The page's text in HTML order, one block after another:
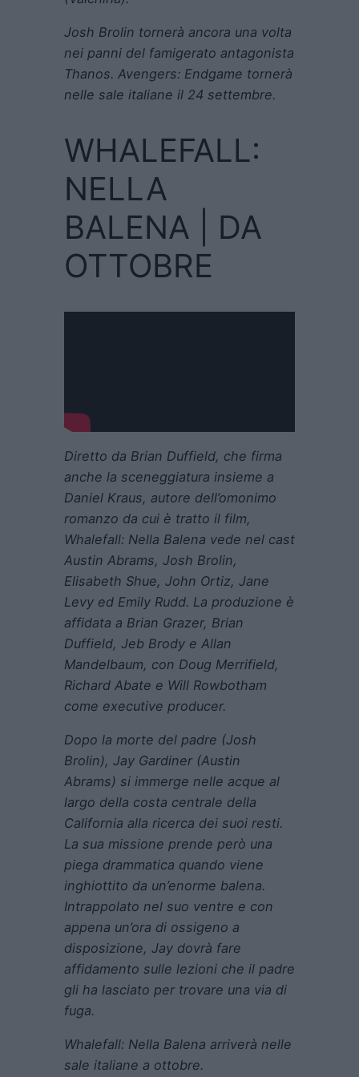
Josh Brolin tornerà ancora una volta
nei panni del famigerato antagonista
Thanos. Avengers: Endgame tornerà
nelle sale italiane il 24 settembre.
WHALEFALL:
NELLA
BALENA | DA
OTTOBRE
Diretto da Brian Duffield, che firma
anche la sceneggiatura insieme a
Daniel Kraus, autore dell’omonimo
romanzo da cui è tratto il film,
Whalefall: Nella Balena vede nel cast
Austin Abrams, Josh Brolin,
Elisabeth Shue, John Ortiz, Jane
Levy ed Emily Rudd. La produzione è
affidata a Brian Grazer, Brian
Duffield, Jeb Brody e Allan
Mandelbaum, con Doug Merrifield,
Richard Abate e Will Rowbotham
come executive producer.
Dopo la morte del padre (Josh
Brolin), Jay Gardiner (Austin
Abrams) si immerge nelle acque al
largo della costa centrale della
California alla ricerca dei suoi resti.
La sua missione prende però una
piega drammatica quando viene
inghiottito da un’enorme balena.
Intrappolato nel suo ventre e con
appena un’ora di ossigeno a
disposizione, Jay dovrà fare
affidamento sulle lezioni che il padre
gli ha lasciato per trovare una via di
fuga.
Whalefall: Nella Balena arriverà nelle
sale italiane a ottobre.